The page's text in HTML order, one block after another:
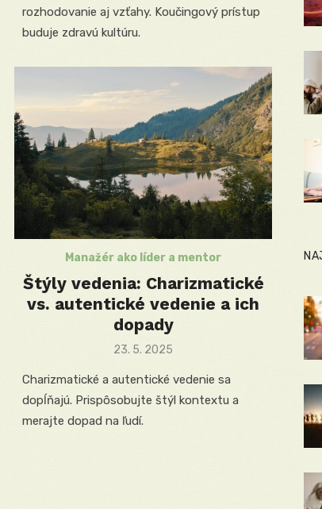
rozhodovanie aj vzťahy. Koučingový prístup
buduje zdravú kultúru.
Manažér ako líder a mentor
Štýly vedenia: Charizmatické
vs. autentické vedenie a ich
dopady
Posted
23. 5. 2025
Charizmatické a autentické vedenie sa
dopĺňajú. Prispôsobujte štýl kontextu a
merajte dopad na ľudí.